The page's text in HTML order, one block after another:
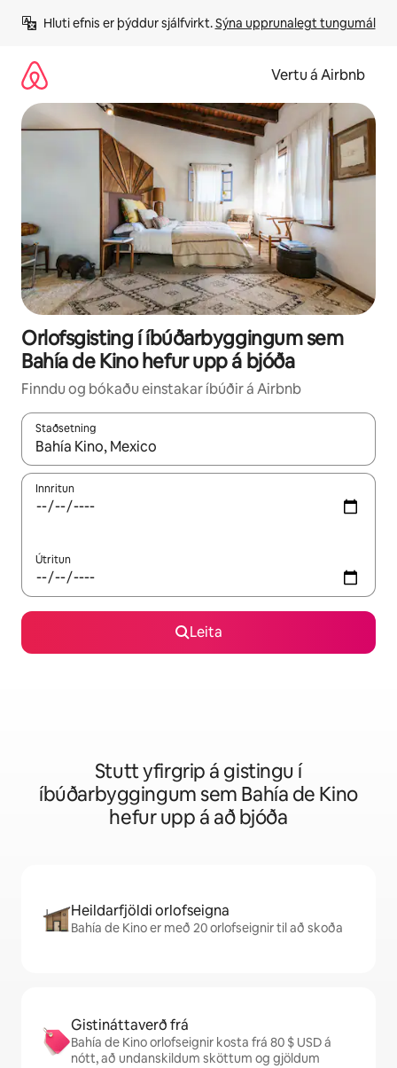
beint
Hluti efnis er þýddur sjálfvirkt. Sýna upprunalegt tungumál
Vertu á Airbnb
Orlofsgisting í íbúðarbyggingum sem
Bahía de Kino hefur upp á bjóða
Finndu og bókaðu einstakar íbúðir á Airbnb
Staðsetning
Þegar niðurstöður liggja fyrir skaltu nota upp og niður
Innritun
Útritun
Leita
Stutt yfirgrip á gistingu í
íbúðarbyggingum sem Bahía de Kino
hefur upp á að bjóða
Heildarfjöldi orlofseigna
Bahía de Kino er með 20 orlofseignir til að skoða
Gistináttaverð frá
Bahía de Kino orlofseignir kosta frá 80 $ USD á
nótt, að undanskildum sköttum og gjöldum